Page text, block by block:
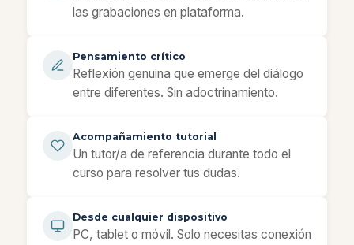
las grabaciones en plataforma.
Pensamiento crítico
Reflexión genuina que emerge del diálogo
entre diferentes. Sin adoctrinamiento.
Acompañamiento tutorial
Un tutor/a de referencia durante todo el
curso para resolver tus dudas.
Desde cualquier dispositivo
PC, tablet o móvil. Solo necesitas conexión